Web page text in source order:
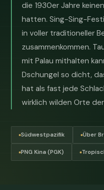
die 1930er Jahre
hatten. Sing-Sing-
in voller traditioneller
zusammenkommen.
mit Palau mithalten
Dschungel so dicht,
hat als fast jede
wirklich wilden Orte
Südwestpazifik Über
PNG Kina (PGK)